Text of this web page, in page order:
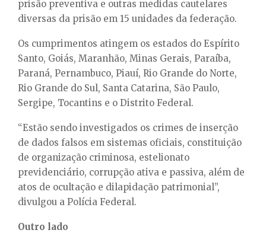
prisão preventiva e outras medidas cautelares
diversas da prisão em 15 unidades da federação.
Os cumprimentos atingem os estados do Espírito
Santo, Goiás, Maranhão, Minas Gerais, Paraíba,
Paraná, Pernambuco, Piauí, Rio Grande do Norte,
Rio Grande do Sul, Santa Catarina, São Paulo,
Sergipe, Tocantins e o Distrito Federal.
“Estão sendo investigados os crimes de inserção
de dados falsos em sistemas oficiais, constituição
de organização criminosa, estelionato
previdenciário, corrupção ativa e passiva, além de
atos de ocultação e dilapidação patrimonial”,
divulgou a Polícia Federal.
Outro lado